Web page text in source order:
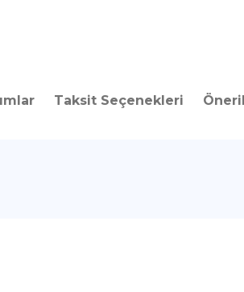
Taksit Seçenekleri